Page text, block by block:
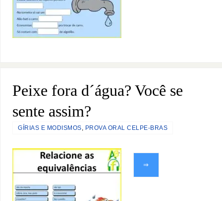
Peixe fora d´água? Você se
sente assim?
GÍRIAS E MODISMOS, PROVA ORAL CELPE-BRAS
⇒